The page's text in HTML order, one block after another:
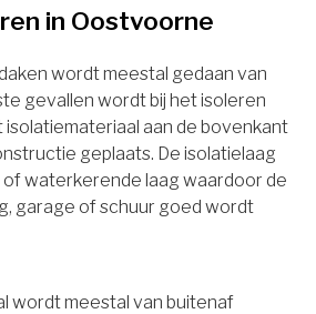
in Oostvoorne
wordt meestal gedaan van
gevallen wordt bij het isoleren
isolatiemateriaal aan de bovenkant
geplaats. De isolatielaag
waterkerende laag waardoor de
garage of schuur goed wordt
wordt meestal van buitenaf